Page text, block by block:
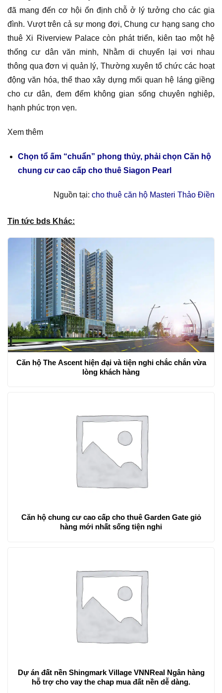
đã mang đến cơ hội ổn định chỗ ở lý tưởng cho các gia
đình. Vượt trên cả sự mong đợi, Chung cư hạng sang cho
thuê Xi Riverview Palace còn phát triển, kiên tao một hệ
thống cư dân văn minh, Nhằm di chuyển lại vơi nhau
thông qua đơn vị quản lý, Thường xuyên tổ chức các hoạt
động văn hóa, thể thao xây dựng mối quan hệ láng giềng
cho cư dân, đem đếm không gian sống chuyên nghiệp,
hạnh phúc trọn vẹn.
Xem thêm
Chọn tổ ấm “chuẩn” phong thủy, phải chọn Căn hộ
chung cư cao cấp cho thuê Siagon Pearl
Nguồn tại: cho thuê căn hộ Masteri Thảo Điền
Tin tức bds Khác:
Căn hộ The Ascent hiện đại và tiện nghi chắc chắn vừa
lòng khách hàng
Căn hộ chung cư cao cấp cho thuê Garden Gate giỏ
hàng mới nhất sống tiện nghi
Dự án đất nền Shingmark Village VNNReal Ngân hàng
hỗ trợ cho vay the chap mua đất nền dễ dàng.